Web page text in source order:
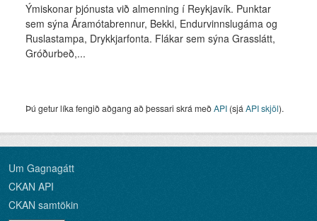
Ýmiskonar þjónusta við almenning í Reykjavík. Punktar
sem sýna Áramótabrennur, Bekki, Endurvinnslugáma og
Ruslastampa, Drykkjarfonta. Flákar sem sýna Grasslátt,
Gróðurbeð,...
Þú getur líka fengið aðgang að þessari skrá meðAPI (sjá API skjöl).
Um Gagnagátt
CKAN API
CKAN samtökin